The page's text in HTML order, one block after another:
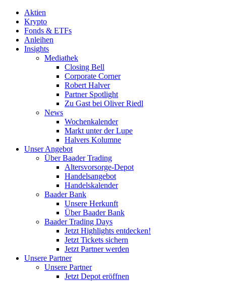
Aktien
Krypto
Fonds & ETFs
Anleihen
Insights
Mediathek
Closing Bell
Corporate Corner
Robert Halver
Partner Spotlight
Zu Gast bei Oliver Riedl
News
Wochenkalender
Markt unter der Lupe
Halvers Kolumne
Unser Angebot
Über Baader Trading
Altersvorsorge-Depot
Handelsangebot
Handelskalender
Baader Bank
Unsere Herkunft
Über Baader Bank
Baader Trading Days
Jetzt Highlights entdecken!
Jetzt Tickets sichern
Jetzt Partner werden
Unsere Partner
Unsere Partner
Jetzt Depot eröffnen